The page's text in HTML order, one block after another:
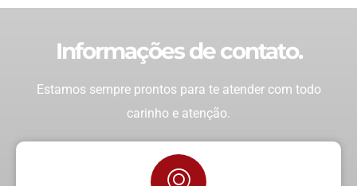
Informações de contato.
Estamos sempre prontos para te atender com todo
carinho e atenção.